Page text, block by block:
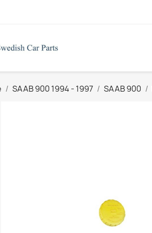
SAAB 900 1994 - 1997 SAAB 900